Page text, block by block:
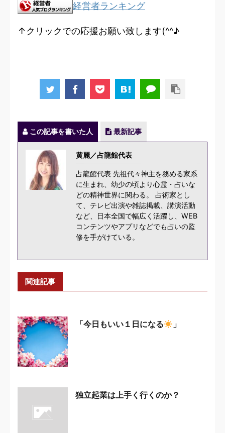
経営者ランキング
↑クリックでの応援お願い致します(^^♪
この記事を書いた人 最新記事
黄麗／占龍館代表
占龍館代表 先祖代々神主を務める家系
に生まれ、幼少の頃より心霊・占いな
どの精神世界に関わる。 占術家とし
て、テレビ出演や雑誌掲載、講演活動
など、日本全国で幅広く活躍し、WEB
コンテンツやアプリなどでも占いの監
修を手がけている。
関連記事
「今日もいい１日になる 」
独立起業は上手く行くのか？